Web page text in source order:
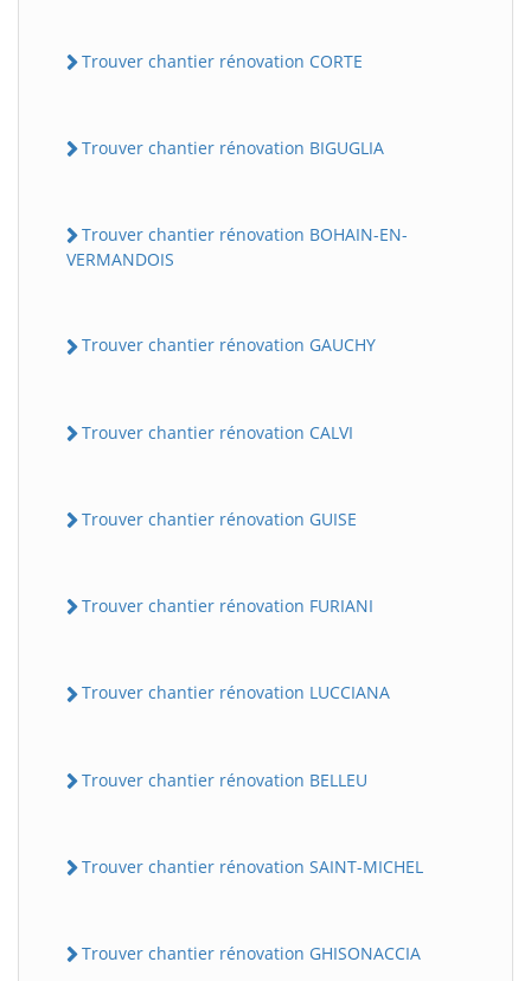
Trouver chantier rénovation CORTE
Trouver chantier rénovation BIGUGLIA
Trouver chantier rénovation BOHAIN-EN-
VERMANDOIS
Trouver chantier rénovation GAUCHY
Trouver chantier rénovation CALVI
Trouver chantier rénovation GUISE
Trouver chantier rénovation FURIANI
Trouver chantier rénovation LUCCIANA
Trouver chantier rénovation BELLEU
Trouver chantier rénovation SAINT-MICHEL
Trouver chantier rénovation GHISONACCIA